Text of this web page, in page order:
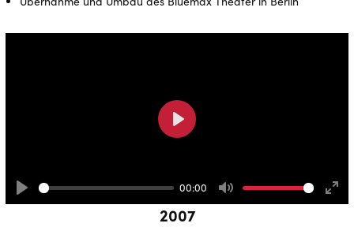
2007
Play
00:00
Mute
Play